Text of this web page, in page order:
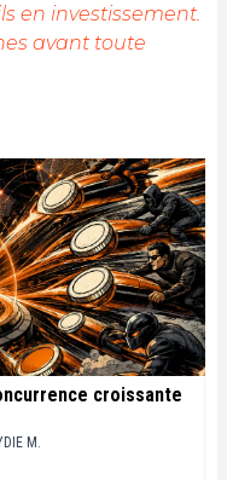
en investissement.
avant toute
croissante
M.